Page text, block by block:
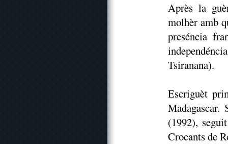
Après la
molhèr amb
preséncia
Tsiranana).
Escriguèt
(1992),
Crocants de